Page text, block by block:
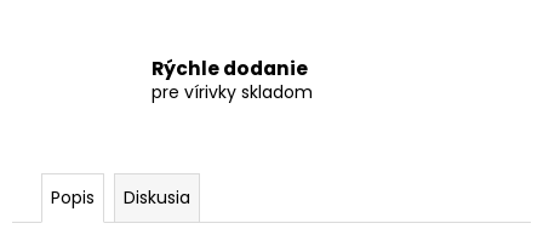
Rýchle dodanie
pre vírivky skladom
Popis Diskusia